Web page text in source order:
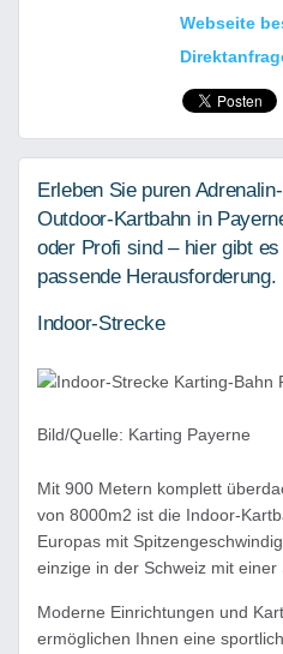
Webseite
Erleben Sie puren
Outdoor-Kartbahn in
oder Profi sind – hier gibt
passende Herausforderung.
Indoor-Strecke
Bild/Quelle: Karting Payerne
Mit 900 Metern komplett
von 8000m2 ist die Indoor-
Europas mit
einzige in der Schweiz mit einer
Moderne Einrichtungen und
ermöglichen Ihnen eine